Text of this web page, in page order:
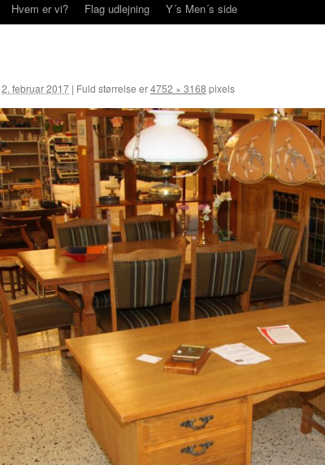
Hvem er vi? Flag udlejning Y´s Men´s side
2. februar 2017 | Fuld størrelse er4752 × 3168 pixels